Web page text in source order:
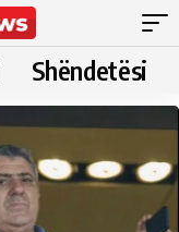
Shëndetësi